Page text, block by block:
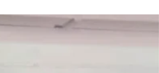
म्हणजे त्यांचा कोणत्याही विषयाचा असलेला सखोल अभ्यास.
बोलताना ते केवळ आरोप करत नाहीत, तर पुराव्यानिशी आपले